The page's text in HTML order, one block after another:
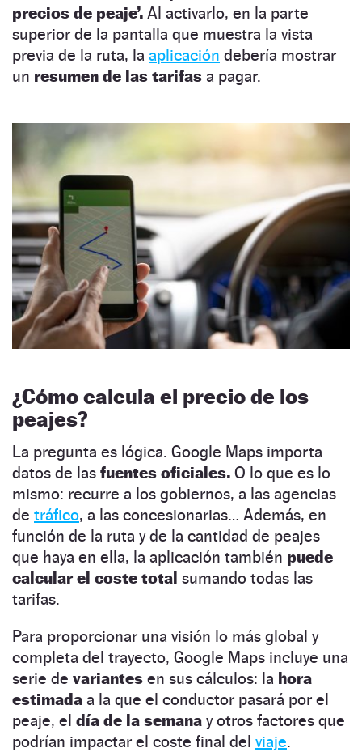
precios de peaje’. Al activarlo, en la parte
superior de la pantalla que muestra la vista
previa de la ruta, la aplicación debería mostrar
un resumen de las tarifas a pagar.
¿Cómo calcula el precio de los
peajes?
La pregunta es lógica. Google Maps importa
datos de las fuentes oficiales. O lo que es lo
mismo: recurre a los gobiernos, a las agencias
de tráfico, a las concesionarias… Además, en
función de la ruta y de la cantidad de peajes
que haya en ella, la aplicación también puede
calcular el coste total sumando todas las
tarifas.
Para proporcionar una visión lo más global y
completa del trayecto, Google Maps incluye una
serie de variantes en sus cálculos: la hora
estimada a la que el conductor pasará por el
peaje, el día de la semana y otros factores que
podrían impactar el coste final del viaje.